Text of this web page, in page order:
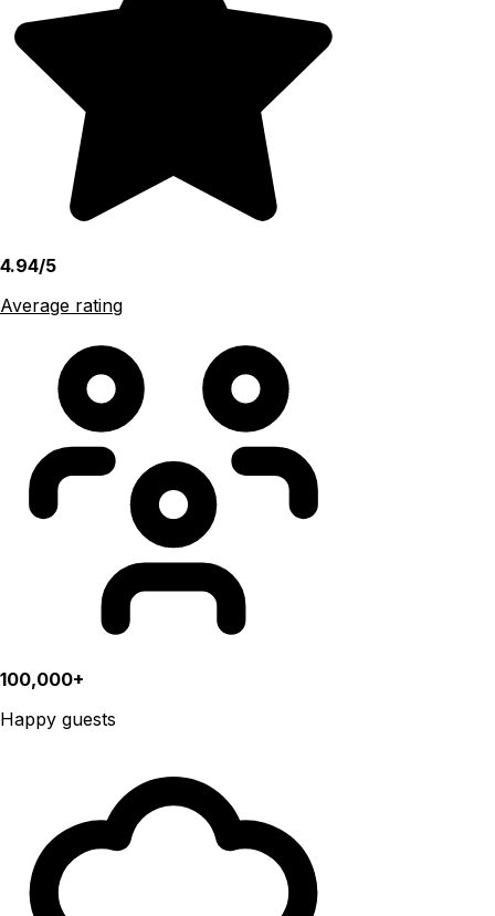
4.94/5
Average rating
100,000+
Happy guests